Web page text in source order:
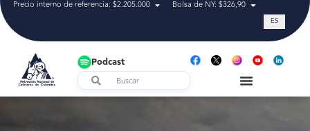
Precio interno de referencia: $2.205.000 Bolsa de NY: $326,90 Tasa de
ES
Podcast